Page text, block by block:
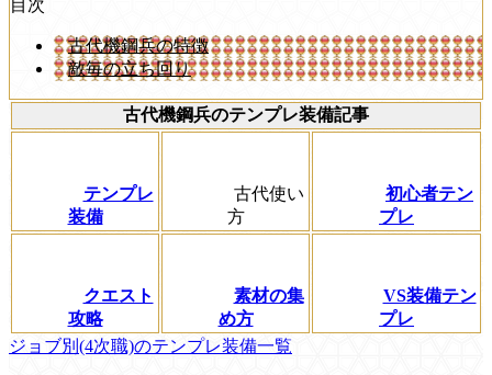
目次
古代機鋼兵の特徴
敵毎の立ち回り
古代機鋼兵のテンプレ装備記事
テンプレ
装備
古代使い
方
初心者テン
プレ
クエスト
攻略
素材の集
め方
VS装備テン
プレ
ジョブ別(4次職)のテンプレ装備一覧